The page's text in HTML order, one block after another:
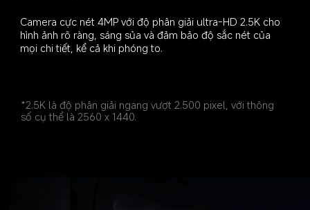
Camera cực nét 4MP với độ phân giải ultra-HD 2.5K cho
hình ảnh rõ ràng, sáng sủa và đảm bảo độ sắc nét của
mọi chi tiết, kể cả khi phóng to.
*2.5K là độ phân giải ngang vượt 2.500 pixel, với thông
số cụ thể là 2560 x 1440.